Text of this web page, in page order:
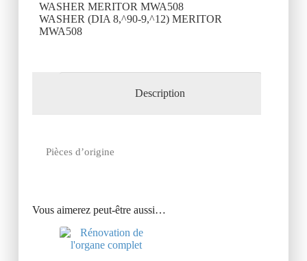
WASHER MERITOR MWA508
WASHER (DIA 8,^90-9,^12) MERITOR
MWA508
Description
Pièces d’origine
Vous aimerez peut-être aussi…